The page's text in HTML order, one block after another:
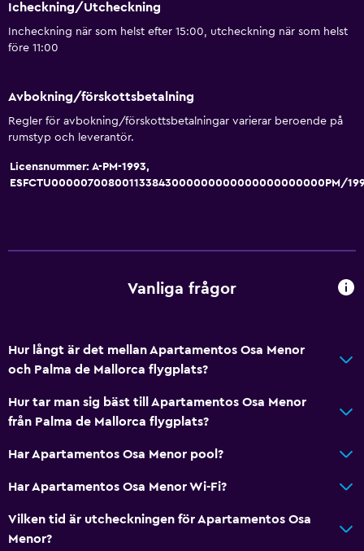
Icheckning/Utcheckning
Incheckning när som helst efter 15:00, utcheckning när som helst
före 11:00
Avbokning/förskottsbetalning
Regler för avbokning/förskottsbetalningar varierar beroende på
rumstyp och leverantör.
Licensnummer: A-PM-1993,
ESFCTU000007008001133843000000000000000000000PM/
Vanliga frågor
Hur långt är det mellan Apartamentos Osa Menor
och Palma de Mallorca flygplats?
Hur tar man sig bäst till Apartamentos Osa Menor
från Palma de Mallorca flygplats?
Har Apartamentos Osa Menor pool?
Har Apartamentos Osa Menor Wi-Fi?
Vilken tid är utcheckningen för Apartamentos Osa
Menor?